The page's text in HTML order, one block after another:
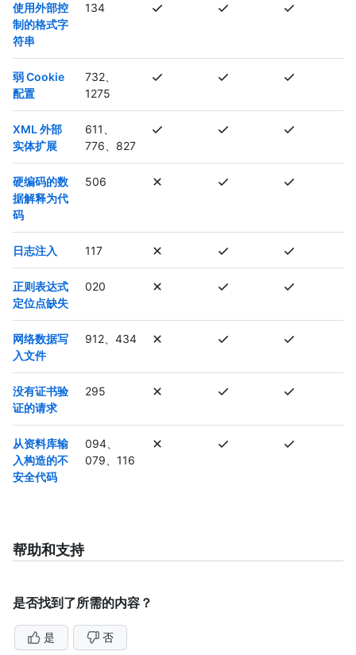
使用外部控
制的格式字
符串
134
弱 Cookie
配置
732、
1275
XML 外部
实体扩展
611、
776、827
硬编码的数
据解释为代
码
506
日志注入 117
正则表达式
定位点缺失
020
网络数据写
入文件
912、434
没有证书验
证的请求
295
从资料库输
入构造的不
安全代码
094、
079、116
帮助和支持
是否找到了所需的内容？
是 否